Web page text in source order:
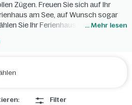
Zügen. Freuen Sie sich auf Ihr
am See, auf Wunsch sogar
Sie Ihr Ferienhaus für 2 bis 12
... Mehr lesen
Filter